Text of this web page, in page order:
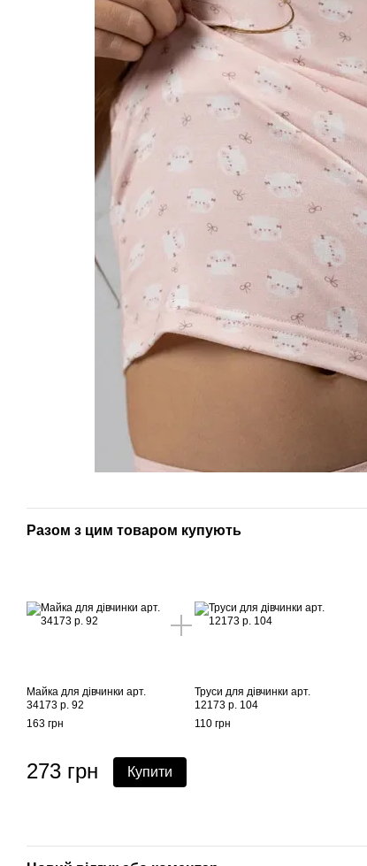
Разом з цим товаром купують
Майка для дівчинки арт.
34173 р. 92
163 грн
Труси для дівчинки арт.
12173 р. 104
110 грн
273 грн Купити